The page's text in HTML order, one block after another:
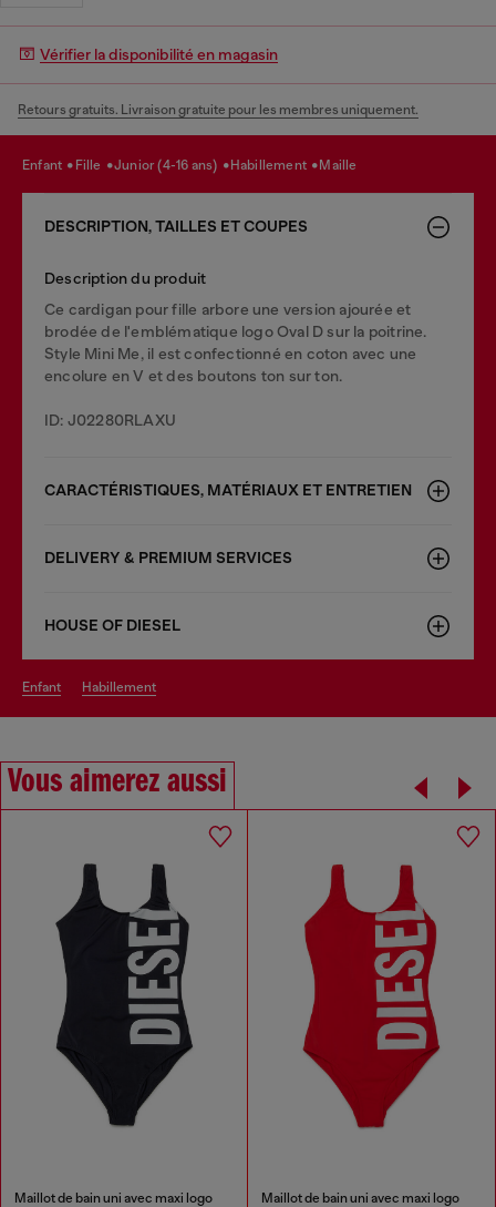
Vérifier la disponibilité en magasin
Retours gratuits. Livraison gratuite pour les membres uniquement.
enfant fille junior (4-16 ans) habillement maille
DESCRIPTION, TAILLES ET COUPES
Description du produit
Ce cardigan pour fille arbore une version ajourée et
brodée de l'emblématique logo Oval D sur la poitrine.
Style Mini Me, il est confectionné en coton avec une
encolure en V et des boutons ton sur ton.
ID: J02280RLAXU
CARACTÉRISTIQUES, MATÉRIAUX ET ENTRETIEN
DELIVERY & PREMIUM SERVICES
HOUSE OF DIESEL
enfant habillement
Vous aimerez aussi
Maillot de bain uni avec maxi logo Maillot de bain uni avec maxi logo